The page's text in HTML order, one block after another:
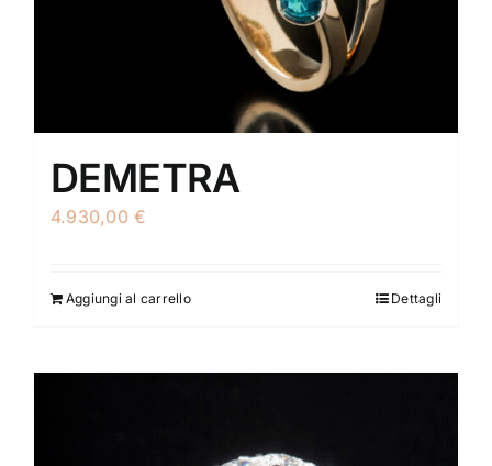
DEMETRA
4.930,00€
Aggiungi al carrello Dettagli